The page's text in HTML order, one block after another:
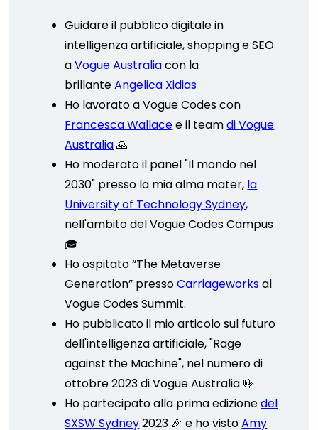
Guidare il pubblico digitale in
intelligenza artificiale, shopping e SEO
aVogue Australiacon la
brillanteAngelica Xidias
Ho lavorato a Vogue Codes con
Francesca Wallacee il teamdi Vogue
Australia🙏
Ho moderato il panel "Il mondo nel
2030" presso la mia alma mater, la
University of Technology Sydney,
nell'ambito del Vogue Codes Campus
🎓
Ho ospitato “The Metaverse
Generation” pressoCarriageworksal
Vogue Codes Summit.
Ho pubblicato il mio articolo sul futuro
dell'intelligenza artificiale, "Rage
against the Machine", nel numero di
ottobre 2023 di Vogue Australia 🤟
Ho partecipato alla prima edizionedel
SXSW Sydney2023 🎉 e ho vistoAmy